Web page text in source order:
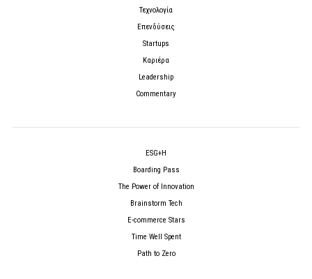
Τεχνολογία
Επενδύσεις
Startups
Καριέρα
Leadership
Commentary
ESG+H
Boarding Pass
The Power of Innovation
Brainstorm Tech
E-commerce Stars
Time Well Spent
Path to Zero